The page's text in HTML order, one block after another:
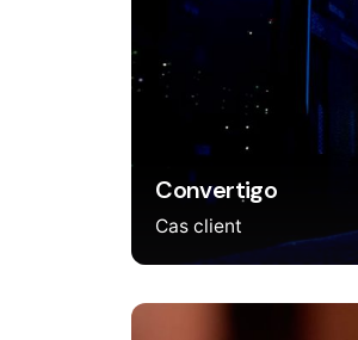
Convertigo
Cas client